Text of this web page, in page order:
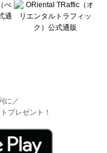
に／
プレゼント！